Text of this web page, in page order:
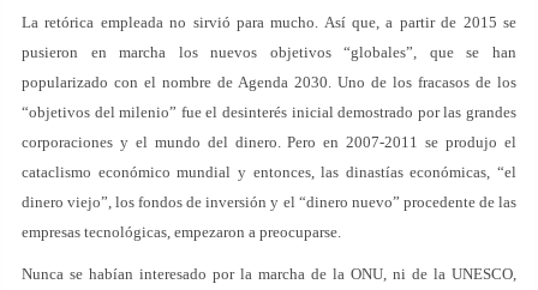
La retórica empleada no sirvió para mucho. Así que, a partir de 2015 se
pusieron en marcha los nuevos objetivos “globales”, que se han
popularizado con el nombre de Agenda 2030. Uno de los fracasos de los
“objetivos del milenio” fue el desinterés inicial demostrado por las grandes
corporaciones y el mundo del dinero. Pero en 2007-2011 se produjo el
cataclismo económico mundial y entonces, las dinastías económicas, “el
dinero viejo”, los fondos de inversión y el “dinero nuevo” procedente de las
empresas tecnológicas, empezaron a preocuparse.
Nunca se habían interesado por la marcha de la ONU, ni de la UNESCO,